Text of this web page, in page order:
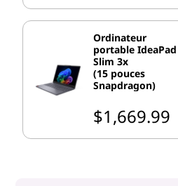
Ordinateur
portable IdeaPad
Slim 3x
(15 pouces
Snapdragon)
$1,669.99